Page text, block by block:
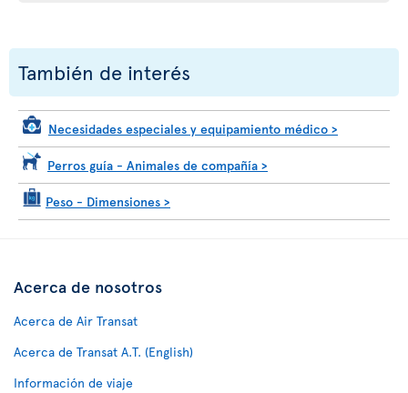
También de interés
Necesidades especiales y equipamiento médico >
Perros guía - Animales de compañía >
Peso - Dimensiones >
Acerca de nosotros
Acerca de Air Transat
Acerca de Transat A.T. (English)
Información de viaje